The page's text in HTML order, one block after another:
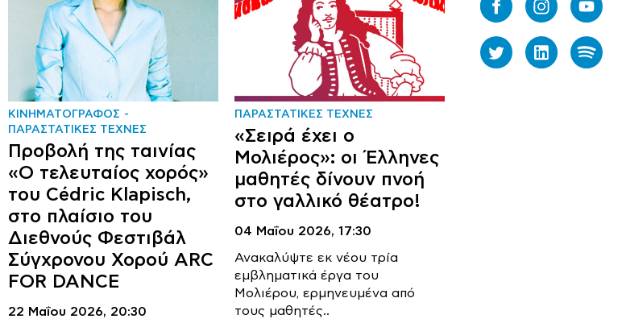
ΚΙΝΗΜΑΤΟΓΡΑΦΟΣ
ΠΑΡΑΣΤΑΤΙΚΕΣ ΤΕΧΝΕΣ
Προβολή της ταινίας
«Ο τελευταίος χορός»
του Cédric Klapisch,
στο πλαίσιο του
Διεθνούς Φεστιβάλ
Σύγχρονου Χορού ARC
FOR DANCE
22 Μαΐου 2026, 20:30
ΠΑΡΑΣΤΑΤΙΚΕΣ ΤΕΧΝΕΣ
«Σειρά έχει ο
Μολιέρος»: οι Έλληνες
μαθητές δίνουν πνοή
στο γαλλικό θέατρο!
04 Μαΐου 2026, 17:30
Ανακαλύψτε εκ νέου τρία
εμβληματικά έργα του
Μολιέρου, ερμηνευμένα από
τους μαθητές..